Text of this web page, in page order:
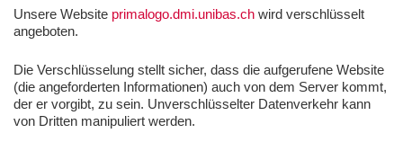
Unsere Website primalogo.dmi.unibas.ch wird verschlüsselt
angeboten.
Die Verschlüsselung stellt sicher, dass die aufgerufene Website
(die angeforderten Informationen) auch von dem Server kommt,
der er vorgibt, zu sein. Unverschlüsselter Datenverkehr kann
von Dritten manipuliert werden.